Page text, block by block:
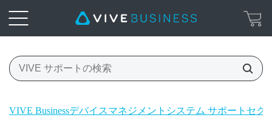
VIVE Businessデバイスマネジメントシステム サポートセク